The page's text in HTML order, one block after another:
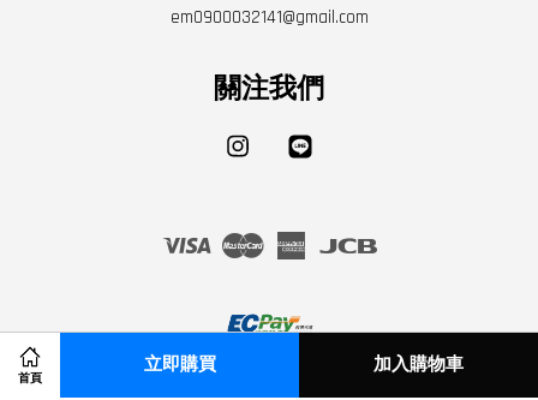
首頁
立即購買 加入購物車
em0900032141@gmail.com
關注我們
Instagram
Visa Master
American